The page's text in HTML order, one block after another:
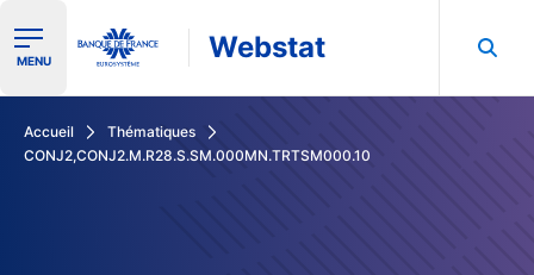
Ouvrir le menu de navigation
MENU Webstat
Accueil
Thématiques
CONJ2,CONJ2.M.R28.S.SM.000MN.TRTSM000.10